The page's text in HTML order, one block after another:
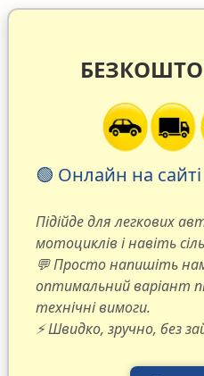
🟢 Онлайн на сайті
Підійде для легкових
мотоциклів і навіть
💬 Просто напишіть
оптимальний варіант
технічні вимоги.
⚡ Швидко, зручно, без